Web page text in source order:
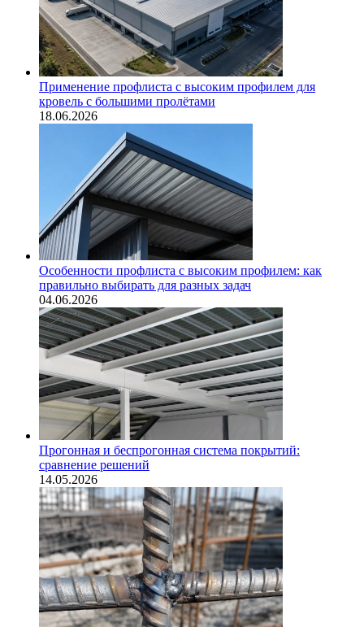
Применение профлиста с высоким профилем для
кровель с большими пролётами
18.06.2026
Особенности профлиста с высоким профилем: как
правильно выбирать для разных задач
04.06.2026
Прогонная и беспрогонная система покрытий:
сравнение решений
14.05.2026